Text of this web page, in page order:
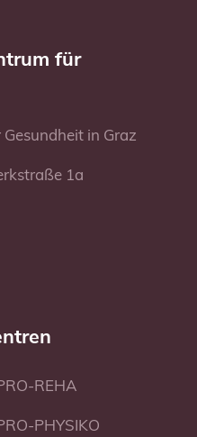
für
in Graz
1a
REHA
PHYSIKO